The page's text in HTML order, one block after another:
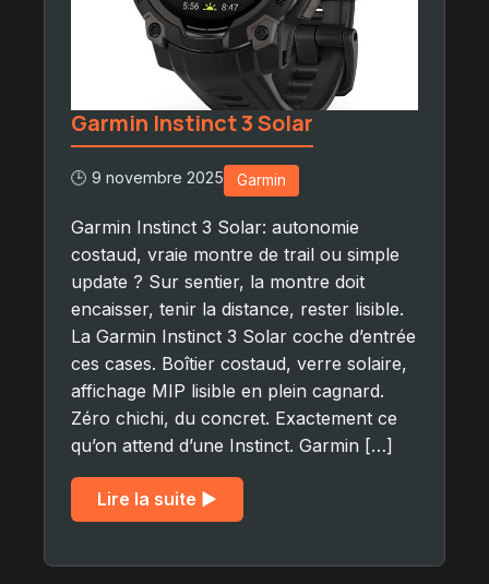
Garmin Instinct 3 Solar
🕒 9 novembre 2025 Garmin
Garmin Instinct 3 Solar: autonomie
costaud, vraie montre de trail ou simple
update ? Sur sentier, la montre doit
encaisser, tenir la distance, rester lisible.
La Garmin Instinct 3 Solar coche d’entrée
ces cases. Boîtier costaud, verre solaire,
affichage MIP lisible en plein cagnard.
Zéro chichi, du concret. Exactement ce
qu’on attend d’une Instinct. Garmin […]
Lire la suite ▶︎